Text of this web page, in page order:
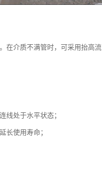
在介质不满管时，可采用抬高流
线处于水平状态；
长使用寿命；